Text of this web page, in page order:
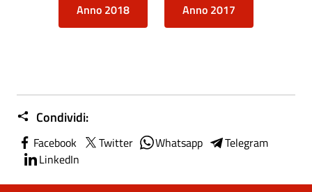
Anno 2018 Anno 2017
Condividi:
Facebook Twitter Whatsapp
Telegram
LinkedIn